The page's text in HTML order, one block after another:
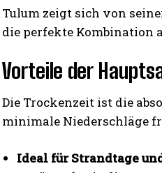
Tulum zeigt sich von
die perfekte Kombination
Vorteile der
Die Trockenzeit ist die
minimale Niederschläge
Ideal für Strandtage